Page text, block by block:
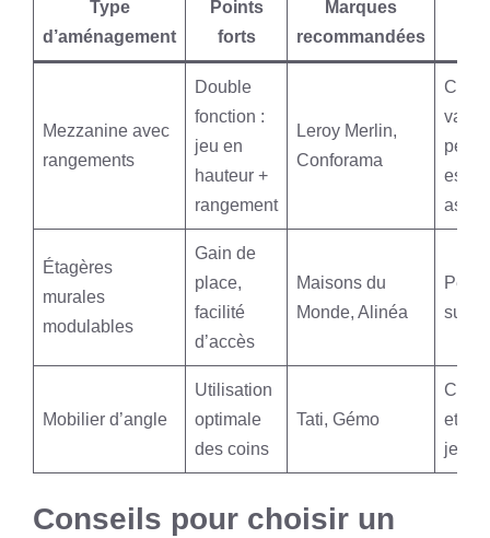
Type
d’aménagement
Points
forts
Marques
recommandées
Mezzanine avec
rangements
Double
fonction :
jeu en
hauteur +
rangement
Leroy Merlin,
Conforama
petits
Étagères
murales
modulables
Gain de
place,
facilité
d’accès
Maisons du
Monde, Alinéa
Mobilier d’angle
Utilisation
optimale
des coins
Tati, Gémo
et
jeux
Conseils pour choisir un